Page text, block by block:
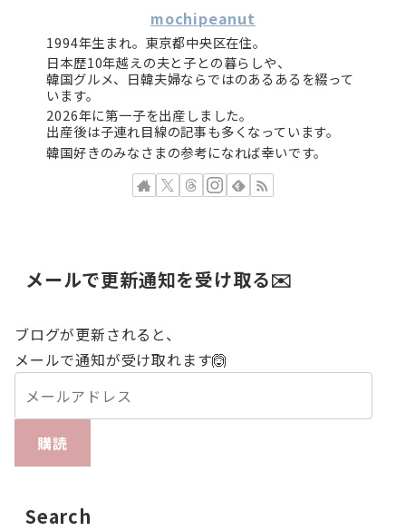
mochipeanut
1994年生まれ。東京都中央区在住。
日本歴10年越えの夫と子との暮らしや、
韓国グルメ、日韓夫婦ならではのあるあるを綴って
います。
2026年に第一子を出産しました。
出産後は子連れ目線の記事も多くなっています。
韓国好きのみなさまの参考になれば幸いです。
メールで更新通知を受け取る✉️
ブログが更新されると、
メールで通知が受け取れます🙆
購読
Search